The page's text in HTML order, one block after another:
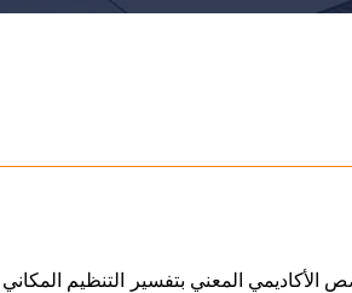
المعني بتفسير التنظيم